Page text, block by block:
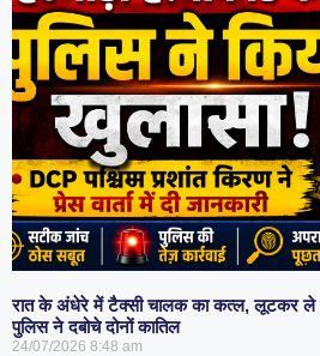
रात के अंधेरे में टैक्सी चालक का कत्ल, लूटकर
पुलिस ने दबोचे दोनों कातिल
24/07/2026 8:48 am